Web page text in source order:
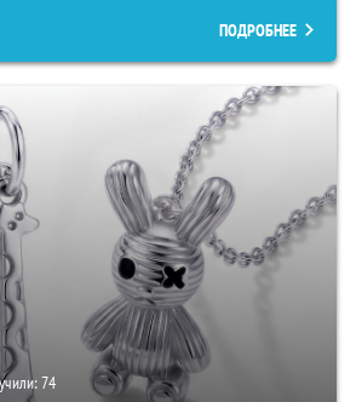
ПОДРОБНЕЕ
74